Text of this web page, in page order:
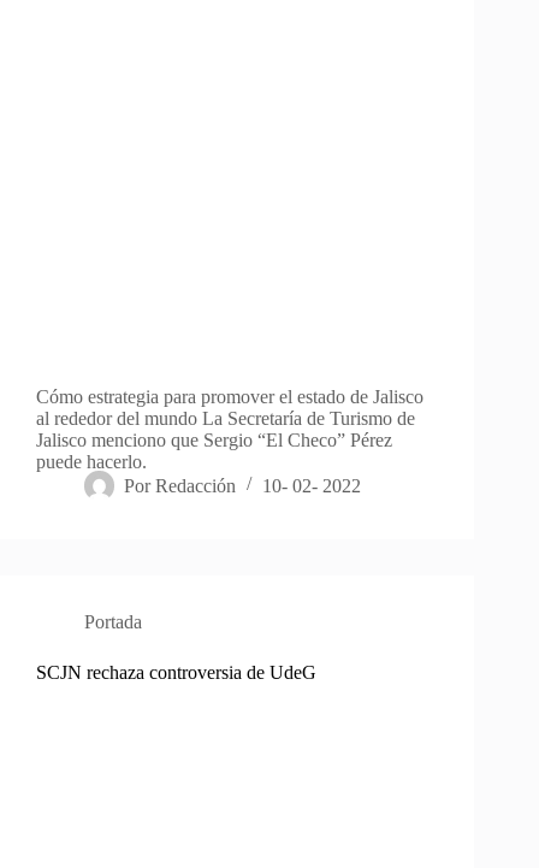
Cómo estrategia para promover el estado de Jalisco
al rededor del mundo La Secretaría de Turismo de
Jalisco menciono que Sergio “El Checo” Pérez
puede hacerlo.
Por Redacción 10- 02- 2022
Portada
SCJN rechaza controversia de UdeG